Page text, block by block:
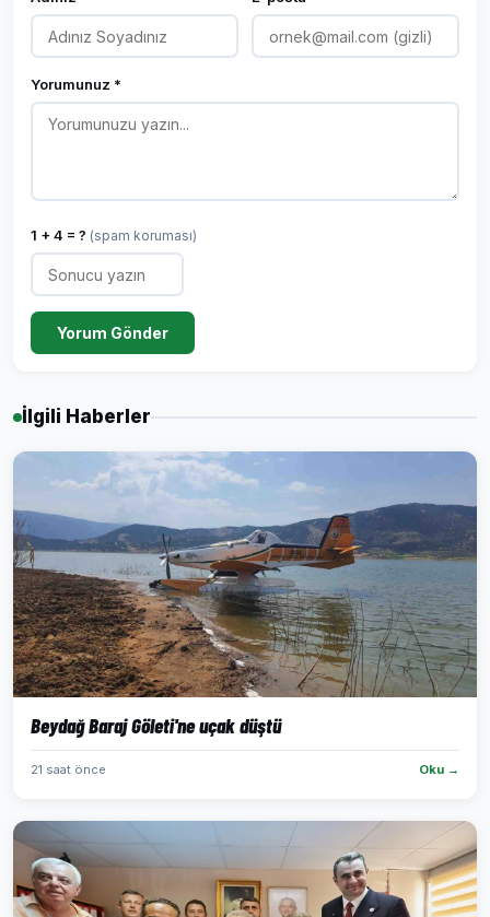
Yorumunuz *
1 + 4 = ? (spam koruması)
Yorum Gönder
İlgili Haberler
Beydağ Baraj Göleti'ne uçak düştü
21 saat önce Oku →